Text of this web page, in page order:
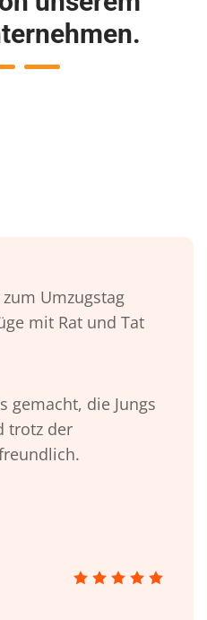
Umzugstag
mit Rat und Tat
gemacht, die Jungs
trotz der